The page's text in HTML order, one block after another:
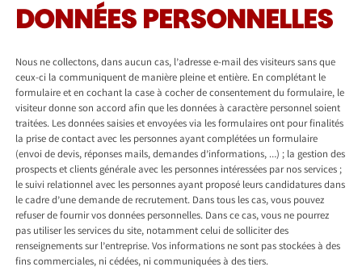
DONNÉES PERSONNELLES
Nous ne collectons, dans aucun cas, l’adresse e-mail des visiteurs sans que
ceux-ci la communiquent de manière pleine et entière. En complétant le
formulaire et en cochant la case à cocher de consentement du formulaire, le
visiteur donne son accord afin que les données à caractère personnel soient
traitées. Les données saisies et envoyées via les formulaires ont pour finalités
la prise de contact avec les personnes ayant complétées un formulaire
(envoi de devis, réponses mails, demandes d’informations, …) ; la gestion des
prospects et clients générale avec les personnes intéressées par nos services ;
le suivi relationnel avec les personnes ayant proposé leurs candidatures dans
le cadre d’une demande de recrutement. Dans tous les cas, vous pouvez
refuser de fournir vos données personnelles. Dans ce cas, vous ne pourrez
pas utiliser les services du site, notamment celui de solliciter des
renseignements sur l’entreprise. Vos informations ne sont pas stockées à des
fins commerciales, ni cédées, ni communiquées à des tiers.